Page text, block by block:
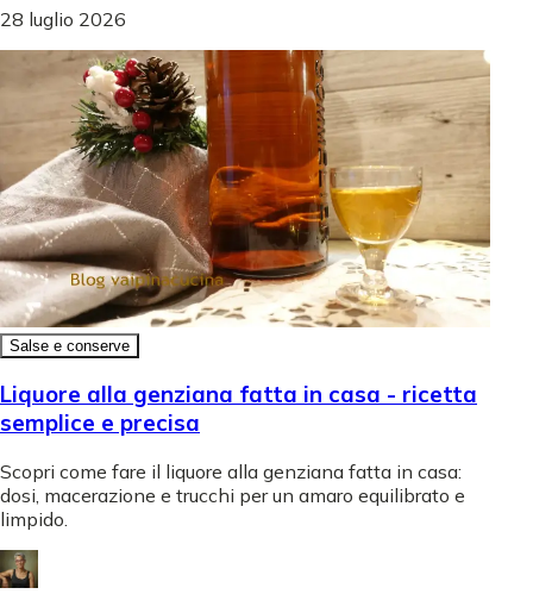
28 luglio 2026
Salse e conserve
Liquore alla genziana fatta in casa - ricetta
semplice e precisa
Scopri come fare il liquore alla genziana fatta in casa:
dosi, macerazione e trucchi per un amaro equilibrato e
limpido.